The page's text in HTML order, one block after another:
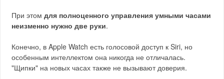
При этомдля полноценного управления умными часами
неизменно нужно две руки.
Конечно, в Apple Watch есть голосовой доступ к Siri, но
особенным интеллектом она никогда не отличалась.
"Щипки" на новых часах также не вызывают доверия.